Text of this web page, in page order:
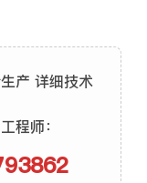
产 详细技术
程师：